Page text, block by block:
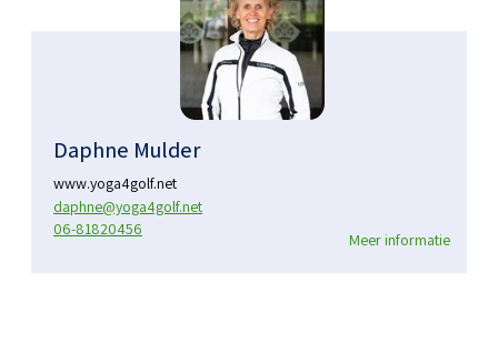
Daphne Mulder
www.yoga4golf.net
daphne@yoga4golf.net
06-81820456
Meer informatie